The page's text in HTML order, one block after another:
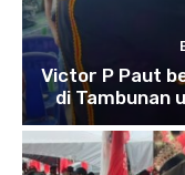
Victor P Paut
di Tambunan